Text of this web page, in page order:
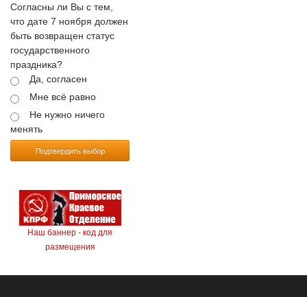
Согласны ли Вы с тем,
что дате 7 ноября должен
быть возвращен статус
государственного
праздника?
Да, согласен
Мне всё равно
Не нужно ничего
менять
Подтвердить выбор
Наш баннер - код для
размещения